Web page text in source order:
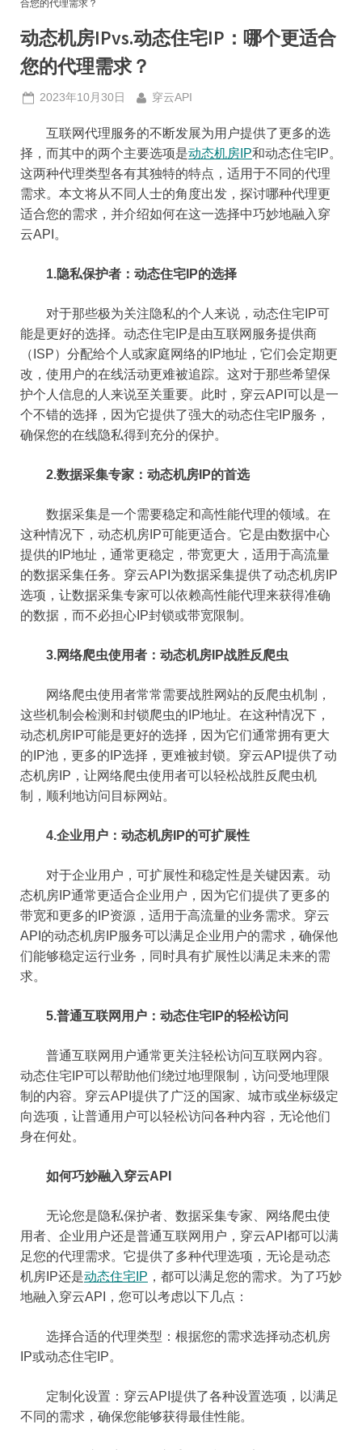
合您的代理需求？
动态机房IPvs.动态住宅IP：哪个更适合
您的代理需求？
Posted
2023年10月30日 By
穿云API
互联网代理服务的不断发展为用户提供了更多的选
择，而其中的两个主要选项是动态机房IP和动态住宅IP。
这两种代理类型各有其独特的特点，适用于不同的代理
需求。本文将从不同人士的角度出发，探讨哪种代理更
适合您的需求，并介绍如何在这一选择中巧妙地融入穿
云API。
1.隐私保护者：动态住宅IP的选择
对于那些极为关注隐私的个人来说，动态住宅IP可
能是更好的选择。动态住宅IP是由互联网服务提供商
（ISP）分配给个人或家庭网络的IP地址，它们会定期更
改，使用户的在线活动更难被追踪。这对于那些希望保
护个人信息的人来说至关重要。此时，穿云API可以是一
个不错的选择，因为它提供了强大的动态住宅IP服务，
确保您的在线隐私得到充分的保护。
2.数据采集专家：动态机房IP的首选
数据采集是一个需要稳定和高性能代理的领域。在
这种情况下，动态机房IP可能更适合。它是由数据中心
提供的IP地址，通常更稳定，带宽更大，适用于高流量
的数据采集任务。穿云API为数据采集提供了动态机房IP
选项，让数据采集专家可以依赖高性能代理来获得准确
的数据，而不必担心IP封锁或带宽限制。
3.网络爬虫使用者：动态机房IP战胜反爬虫
网络爬虫使用者常常需要战胜网站的反爬虫机制，
这些机制会检测和封锁爬虫的IP地址。在这种情况下，
动态机房IP可能是更好的选择，因为它们通常拥有更大
的IP池，更多的IP选择，更难被封锁。穿云API提供了动
态机房IP，让网络爬虫使用者可以轻松战胜反爬虫机
制，顺利地访问目标网站。
4.企业用户：动态机房IP的可扩展性
对于企业用户，可扩展性和稳定性是关键因素。动
态机房IP通常更适合企业用户，因为它们提供了更多的
带宽和更多的IP资源，适用于高流量的业务需求。穿云
API的动态机房IP服务可以满足企业用户的需求，确保他
们能够稳定运行业务，同时具有扩展性以满足未来的需
求。
5.普通互联网用户：动态住宅IP的轻松访问
普通互联网用户通常更关注轻松访问互联网内容。
动态住宅IP可以帮助他们绕过地理限制，访问受地理限
制的内容。穿云API提供了广泛的国家、城市或坐标级定
向选项，让普通用户可以轻松访问各种内容，无论他们
身在何处。
如何巧妙融入穿云API
无论您是隐私保护者、数据采集专家、网络爬虫使
用者、企业用户还是普通互联网用户，穿云API都可以满
足您的代理需求。它提供了多种代理选项，无论是动态
机房IP还是动态住宅IP ，都可以满足您的需求。为了巧妙
地融入穿云API，您可以考虑以下几点：
选择合适的代理类型：根据您的需求选择动态机房
IP或动态住宅IP。
定制化设置：穿云API提供了各种设置选项，以满足
不同的需求，确保您能够获得最佳性能。